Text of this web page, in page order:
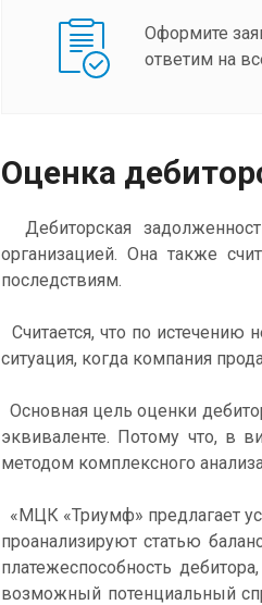
Оформите
ответим на
Оценка
Дебиторская
организацией. Она также
последствиям.
Считается, что по
ситуация, когда компания
Основная цель оценки
эквиваленте. Потому что, в
методом комплексного
«МЦК «Триумф» предлагает
проанализируют статью
платежеспособность
возможный потенциальный